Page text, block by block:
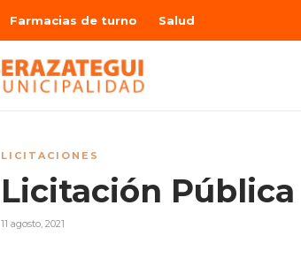
Farmacias de turno Salud
LICITACIONES
Licitación Pública
11 agosto, 2021